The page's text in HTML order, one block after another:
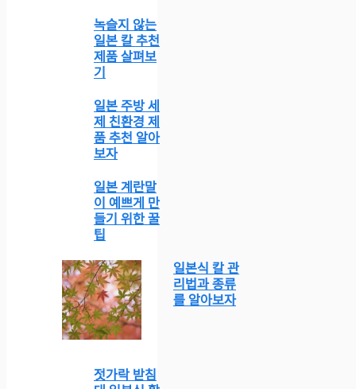
녹슬지 않는
일본 칼 추천
제품 살펴보
기
일본 주방 세
제 친환경 제
품 추천 알아
보자
일본 계란말
이 예쁘게 만
들기 위한 꿀
팁
일본식 칼 관
리법과 종류
를 알아보자
젓가락 받침